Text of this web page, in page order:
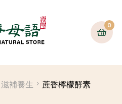
0
滋補養生
蔗香檸檬酵素